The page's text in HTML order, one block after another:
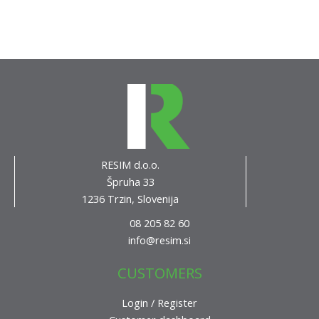
RESIM d.o.o.
Špruha 33
1236 Trzin, Slovenija
08 205 82 60
info@resim.si
CUSTOMERS
Login / Register